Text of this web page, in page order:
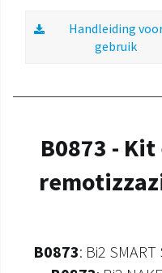
Handleiding
gebruik
B0873 -
B0873: Bi2 SMART